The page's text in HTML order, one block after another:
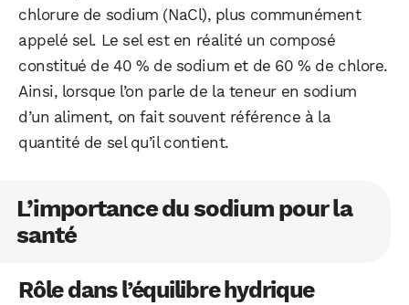
chlorure de sodium (NaCl), plus communément
appelé sel. Le sel est en réalité un composé
constitué de 40 % de sodium et de 60 % de chlore.
Ainsi, lorsque l’on parle de la teneur en sodium
d’un aliment, on fait souvent référence à la
quantité de sel qu’il contient.
L’importance du sodium pour la
santé
Rôle dans l’équilibre hydrique